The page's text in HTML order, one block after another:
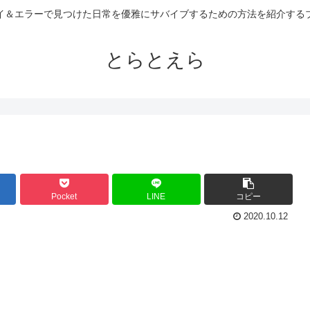
＆エラーで見つけた日常を優雅にサバイブするための方法を紹介する
とらとえら
Pocket LINE コピー
2020.10.12